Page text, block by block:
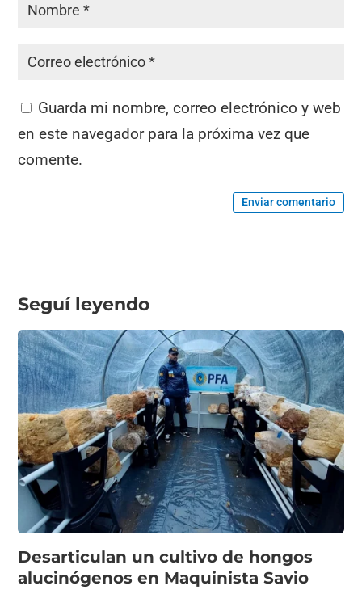
Guarda mi nombre, correo electrónico y web
en este navegador para la próxima vez que
comente.
Enviar comentario
Seguí leyendo
Desarticulan un cultivo de hongos
alucinógenos en Maquinista Savio